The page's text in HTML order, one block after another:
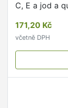
C, E a jod a
pro přípravu …
171,20 Kč
včetně DPH